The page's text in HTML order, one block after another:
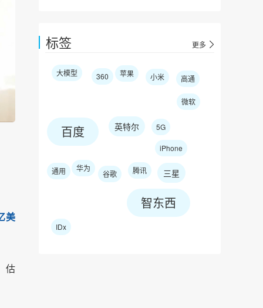
标签 更多
大模型 360 苹果 小米 高通
微软
百度 英特尔 5G
iPhone
通用 华为
谷歌 腾讯 三星
智东西
IDx
美
估